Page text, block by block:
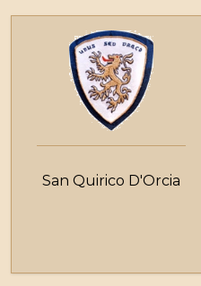
San Quirico D'Orcia